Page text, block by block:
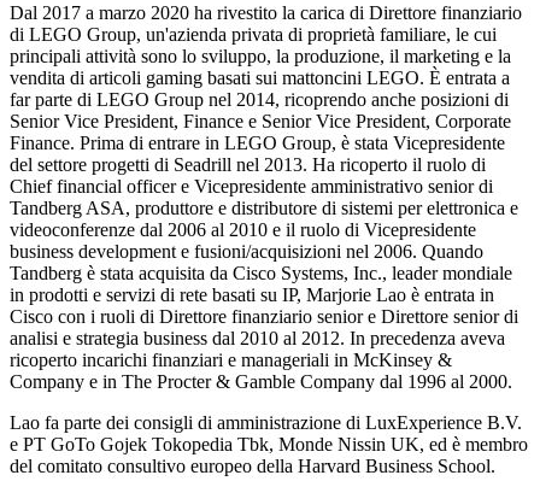
Dal 2017 a marzo 2020 ha rivestito la carica di Direttore finanziario
di LEGO Group, un'azienda privata di proprietà familiare, le cui
principali attività sono lo sviluppo, la produzione, il marketing e la
vendita di articoli gaming basati sui mattoncini LEGO. È entrata a
far parte di LEGO Group nel 2014, ricoprendo anche posizioni di
Senior Vice President, Finance e Senior Vice President, Corporate
Finance. Prima di entrare in LEGO Group, è stata Vicepresidente
del settore progetti di Seadrill nel 2013. Ha ricoperto il ruolo di
Chief financial officer e Vicepresidente amministrativo senior di
Tandberg ASA, produttore e distributore di sistemi per elettronica e
videoconferenze dal 2006 al 2010 e il ruolo di Vicepresidente
business development e fusioni/acquisizioni nel 2006. Quando
Tandberg è stata acquisita da Cisco Systems, Inc., leader mondiale
in prodotti e servizi di rete basati su IP, Marjorie Lao è entrata in
Cisco con i ruoli di Direttore finanziario senior e Direttore senior di
analisi e strategia business dal 2010 al 2012. In precedenza aveva
ricoperto incarichi finanziari e manageriali in McKinsey &
Company e in The Procter & Gamble Company dal 1996 al 2000.
Lao fa parte dei consigli di amministrazione di LuxExperience B.V.
e PT GoTo Gojek Tokopedia Tbk, Monde Nissin UK, ed è membro
del comitato consultivo europeo della Harvard Business School.